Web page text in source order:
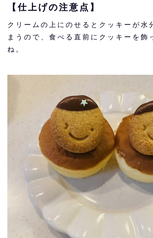
【仕上げの注意点】
クリームの上にのせるとクッキーが水
まうので、食べる直前にクッキーを飾
ね。